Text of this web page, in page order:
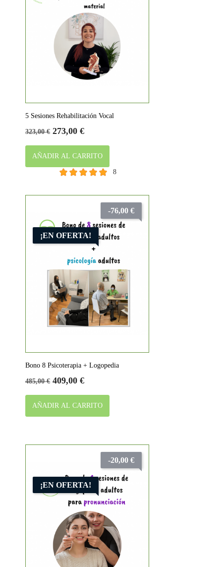
5 Sesiones Rehabilitación Vocal
Precio
base
323,00 € Precio
273,00 €
AÑADIR AL CARRITO
8
¡EN OFERTA!
-76,00 €
Bono 8 Psicoterapia + Logopedia
Precio
base
485,00 € Precio
409,00 €
AÑADIR AL CARRITO
¡EN OFERTA!
-20,00 €